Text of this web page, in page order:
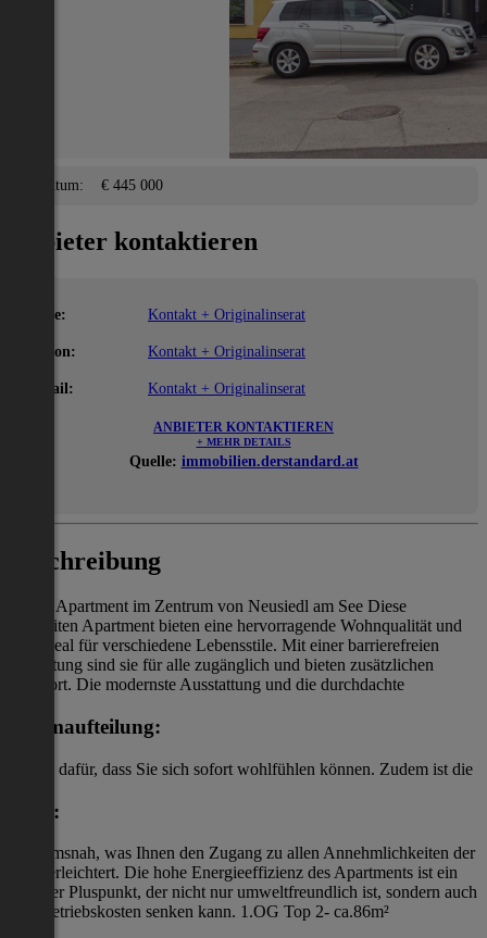
Eigentum: € 445 000
Anbieter kontaktieren
Name: Kontakt + Originalinserat
Telefon: Kontakt + Originalinserat
E-Mail: Kontakt + Originalinserat
ANBIETER KONTAKTIEREN
+ MEHR DETAILS
Quelle: immobilien.derstandard.at
Beschreibung
Neues Apartment im Zentrum von Neusiedl am See Diese
exquisiten Apartment bieten eine hervorragende Wohnqualität und
sind ideal für verschiedene Lebensstile. Mit einer barrierefreien
Gestaltung sind sie für alle zugänglich und bieten zusätzlichen
Komfort. Die modernste Ausstattung und die durchdachte
Raumaufteilung:
sorgen dafür, dass Sie sich sofort wohlfühlen können. Zudem ist die
Lage:
zentrumsnah, was Ihnen den Zugang zu allen Annehmlichkeiten der
Stadt erleichtert. Die hohe Energieeffizienz des Apartments ist ein
weiterer Pluspunkt, der nicht nur umweltfreundlich ist, sondern auch
Ihre Betriebskosten senken kann. 1.OG Top 2- ca.86m²